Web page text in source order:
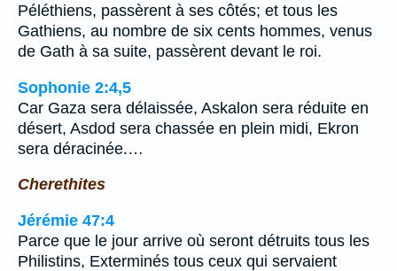
Péléthiens, passèrent à ses côtés; et tous les
Gathiens, au nombre de six cents hommes, venus
de Gath à sa suite, passèrent devant le roi.
Sophonie 2:4,5
Car Gaza sera délaissée, Askalon sera réduite en
désert, Asdod sera chassée en plein midi, Ekron
sera déracinée.…
Cherethites
Jérémie 47:4
Parce que le jour arrive où seront détruits tous les
Philistins, Exterminés tous ceux qui servaient